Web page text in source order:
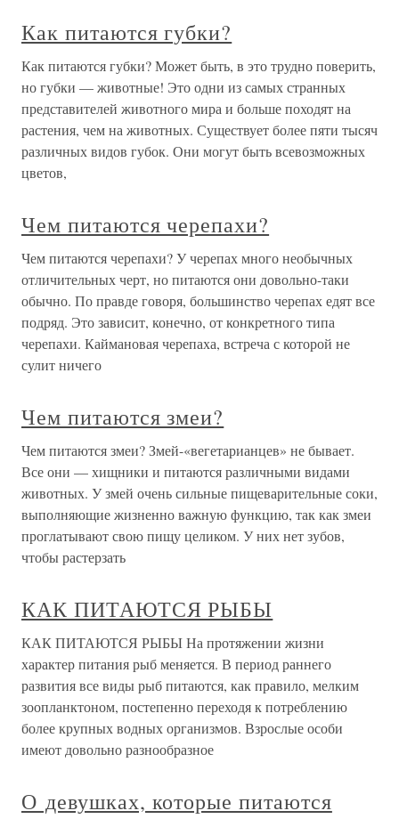
Как питаются губки?
Как питаются губки? Может быть, в это трудно поверить,
но губки — животные! Это одни из самых странных
представителей животного мира и больше походят на
растения, чем на животных. Существует более пяти тысяч
различных видов губок. Они могут быть всевозможных
цветов,
Чем питаются черепахи?
Чем питаются черепахи? У черепах много необычных
отличительных черт, но питаются они довольно-таки
обычно. По правде говоря, большинство черепах едят все
подряд. Это зависит, конечно, от конкретного типа
черепахи. Каймановая черепаха, встреча с которой не
сулит ничего
Чем питаются змеи?
Чем питаются змеи? Змей-«вегетарианцев» не бывает.
Все они — хищники и питаются различными видами
животных. У змей очень сильные пищеварительные соки,
выполняющие жизненно важную функцию, так как змеи
проглатывают свою пищу целиком. У них нет зубов,
чтобы растерзать
КАК ПИТАЮТСЯ РЫБЫ
КАК ПИТАЮТСЯ РЫБЫ На протяжении жизни
характер питания рыб меняется. В период раннего
развития все виды рыб питаются, как правило, мелким
зоопланктоном, постепенно переходя к потреблению
более крупных водных организмов. Взрослые особи
имеют довольно разнообразное
О девушках, которые питаются